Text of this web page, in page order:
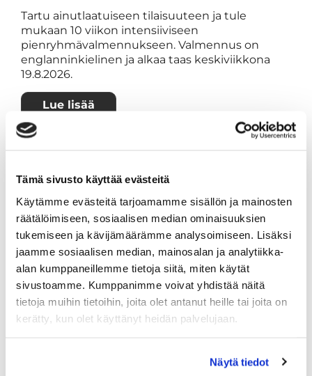
Tämä sivusto käyttää evästeitä
Käytämme evästeitä tarjoamamme sisällön ja mainosten
räätälöimiseen, sosiaalisen median ominaisuuksien
tukemiseen ja kävijämäärämme analysoimiseen. Lisäksi
jaamme sosiaalisen median, mainosalan ja analytiikka-
alan kumppaneillemme tietoja siitä, miten käytät
sivustoamme. Kumppanimme voivat yhdistää näitä
tietoja muihin tietoihin, joita olet antanut heille tai joita on
kerätty, kun olet käyttänyt heidän palvelujaan.
Näytä tiedot
Tartu ainutlaatuiseen tilaisuuteen ja tule
mukaan 10 viikon intensiiviseen
pienryhmävalmennukseen. Valmennus on
englanninkielinen ja alkaa taas keskiviikkona
19.8.2026.
Lue lisää
03.08. Syke X - Functional Fitness -pienryhmä
Jatketaanko Aqua-Sykettä syksyllä?
16.06. 💦 Hiki kuuluu treeniin – ei laitteisiin
Ryhmäliikuntasalin lattia uudistuu 2.–
4.7.2026